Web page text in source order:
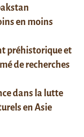
en moins
préhistorique et
de recherches
dans la lutte
en Asie